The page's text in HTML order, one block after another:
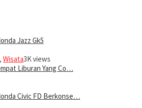
Jazz Gk5
, Wisata3K views
Liburan Yang Co…
Civic FD Berkonse…